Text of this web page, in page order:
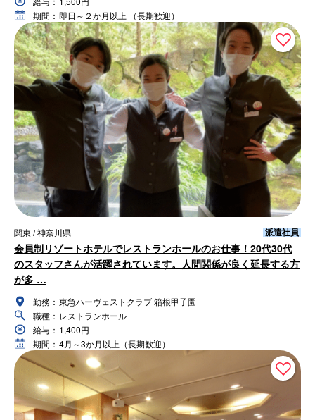
期間： 即日～２か月以上 （長期歓迎）
関東 / 神奈川県 派遣社員
会員制リゾートホテルでレストランホールのお仕事！20代30代
のスタッフさんが活躍されています。人間関係が良く延長する方
が多 …
勤務： 東急ハーヴェストクラブ 箱根甲子園
職種： レストランホール
給与： 1,400円
期間： 4月～3か月以上（長期歓迎）